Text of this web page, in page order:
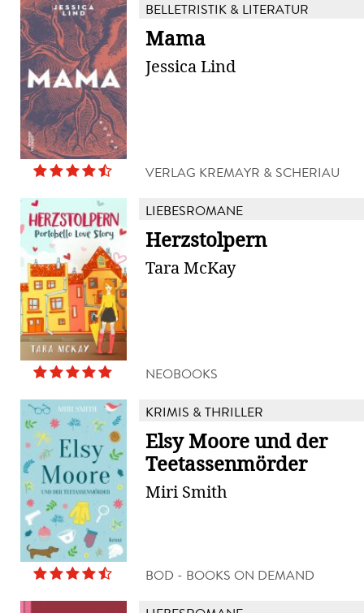
BELLETRISTIK & LITERATUR
Mama
Jessica Lind
VERLAG KREMAYR & SCHERIAU
LIEBESROMANE
Herzstolpern
Tara McKay
NEOBOOKS
KRIMIS & THRILLER
Elsy Moore und der
Teetassenmörder
Miri Smith
BOD - BOOKS ON DEMAND